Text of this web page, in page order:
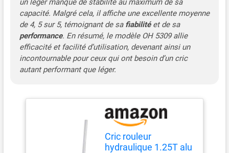
un léger manque de stabilité au maximum de sa
capacité. Malgré cela, il affiche une excellente moyenne
de 4, 5 sur 5, témoignant de sa fiabilitéet de sa
performance. En résumé, le modèle OH 5309 allie
efficacité et facilité d’utilisation, devenant ainsi un
incontournable pour ceux qui ont besoin d’un cric
autant performant que léger.
Cric rouleur
hydraulique 1.25T alu